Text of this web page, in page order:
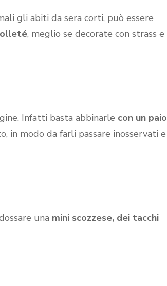
gli abiti da sera corti, può essere
, meglio se decorate con strass e
Infatti basta abbinarle con un paio
in modo da farli passare inosservati e
una mini scozzese, dei tacchi